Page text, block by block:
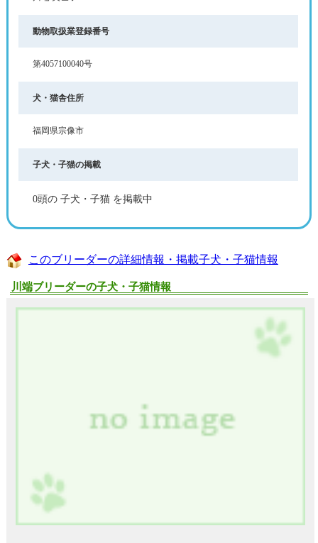
動物取扱業登録番号
第4057100040号
犬・猫舎住所
福岡県宗像市
子犬・子猫の掲載
0頭の 子犬・子猫 を掲載中
このブリーダーの詳細情報・掲載子犬・子猫情報
川端ブリーダーの子犬・子猫情報